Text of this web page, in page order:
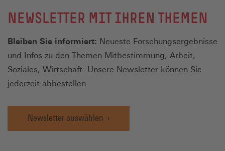
NEWSLETTER MIT IHREN THEMEN
Bleiben Sie informiert: Neueste Forschungsergebnisse
und Infos zu den Themen Mitbestimmung, Arbeit,
Soziales, Wirtschaft. Unsere Newsletter können Sie
jederzeit abbestellen.
Newsletter auswählen